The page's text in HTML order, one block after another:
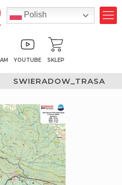
YOUTUBE SKLEP
Polish
SWIERADOW_TRASA